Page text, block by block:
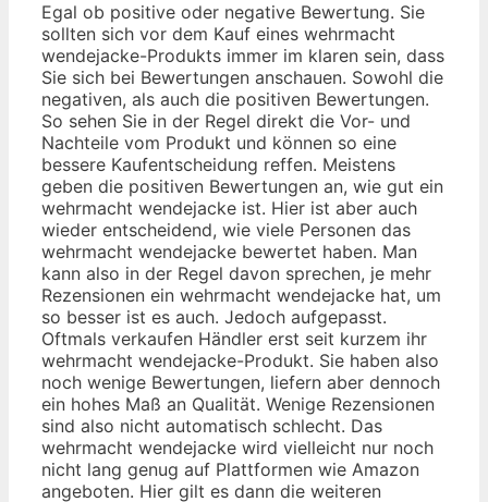
Egal ob positive oder negative Bewertung. Sie
sollten sich vor dem Kauf eines wehrmacht
wendejacke-Produkts immer im klaren sein, dass
Sie sich bei Bewertungen anschauen. Sowohl die
negativen, als auch die positiven Bewertungen.
So sehen Sie in der Regel direkt die Vor- und
Nachteile vom Produkt und können so eine
bessere Kaufentscheidung reffen. Meistens
geben die positiven Bewertungen an, wie gut ein
wehrmacht wendejacke ist. Hier ist aber auch
wieder entscheidend, wie viele Personen das
wehrmacht wendejacke bewertet haben. Man
kann also in der Regel davon sprechen, je mehr
Rezensionen ein wehrmacht wendejacke hat, um
so besser ist es auch. Jedoch aufgepasst.
Oftmals verkaufen Händler erst seit kurzem ihr
wehrmacht wendejacke-Produkt. Sie haben also
noch wenige Bewertungen, liefern aber dennoch
ein hohes Maß an Qualität. Wenige Rezensionen
sind also nicht automatisch schlecht. Das
wehrmacht wendejacke wird vielleicht nur noch
nicht lang genug auf Plattformen wie Amazon
angeboten. Hier gilt es dann die weiteren